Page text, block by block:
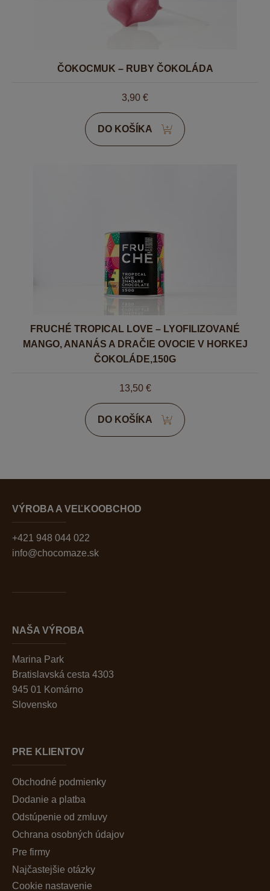
ČOKOCMUK – RUBY ČOKOLÁDA
3,90 €
DO KOŠÍKA
FRUCHÉ TROPICAL LOVE – LYOFILIZOVANÉ
MANGO, ANANÁS A DRAČIE OVOCIE V HORKEJ
ČOKOLÁDE,150G
13,50 €
DO KOŠÍKA
VÝROBA A VEĽKOOBCHOD
+421 948 044 022
info@chocomaze.sk
NAŠA VÝROBA
Marina Park
Bratislavská cesta 4303
945 01 Komárno
Slovensko
PRE KLIENTOV
Obchodné podmienky
Dodanie a platba
Odstúpenie od zmluvy
Ochrana osobných údajov
Pre firmy
Najčastejšie otázky
Cookie nastavenie